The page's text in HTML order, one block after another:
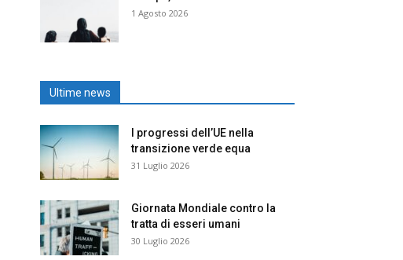
1 Agosto 2026
Ultime news
I progressi dell’UE nella
transizione verde equa
31 Luglio 2026
Giornata Mondiale contro la
tratta di esseri umani
30 Luglio 2026